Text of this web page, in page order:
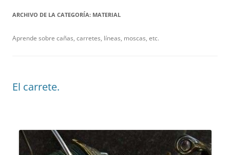
ARCHIVO DE LA CATEGORÍA: MATERIAL
Aprende sobre cañas, carretes, líneas, moscas, etc.
El carrete.